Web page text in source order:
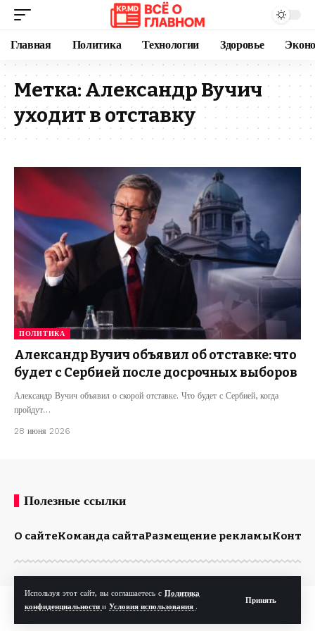
Используя этот сайт, вы соглашаетесь с Политика
конфиденциальности и Условия использования .
Принять
Главная Политика Технологии Здоровье
Метка: Александр Вучич
уходит в отставку
ПОЛИТИКА
Александр Вучич объявил об отставке: что
будет с Сербией после досрочных выборов
Александр Вучич объявил о скорой отставке. Что будет с Сербией, когда
пройдут…
28 июня 2026
Полезные ссылки
О сайтеКоманда сайтаРазмещение рекламы
© Kp.md. Все права защищены.